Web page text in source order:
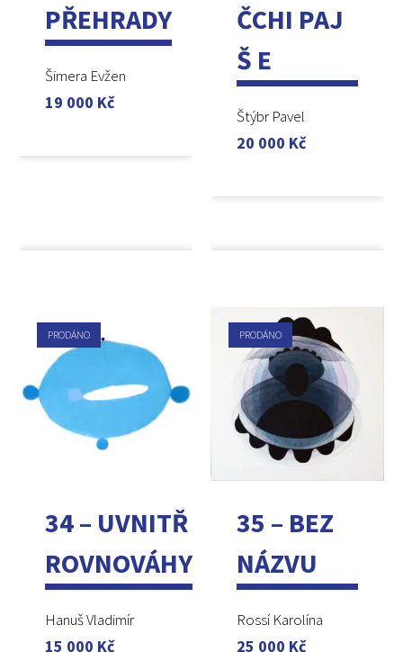
PŘEHRADY
Šimera Evžen
19 000 Kč
ČCHI PAJ
Š E
Štýbr Pavel
20 000 Kč
PRODÁNO
34 – UVNITŘ
ROVNOVÁHY
Hanuš Vladimír
15 000 Kč
PRODÁNO
35 – BEZ
NÁZVU
Rossí Karolína
25 000 Kč